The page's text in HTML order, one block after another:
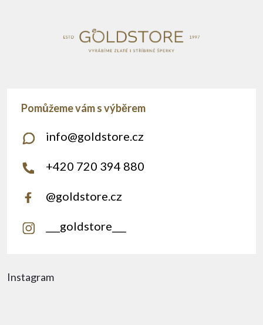
Instagram
info@goldstore.cz
+420 720 394 880
@goldstore.cz
___goldstore___